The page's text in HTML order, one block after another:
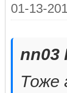
01-13-
nn03
Тоже